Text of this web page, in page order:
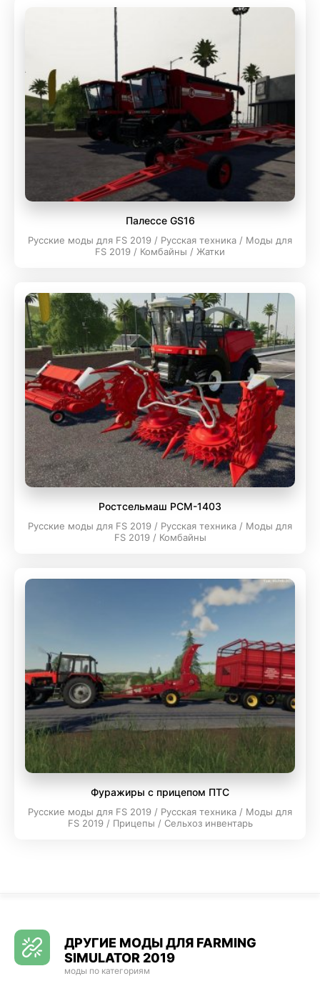
Палессе GS16
Русские моды для FS 2019 / Русская техника / Моды для
FS 2019 / Комбайны / Жатки
Ростсельмаш РСМ-1403
Русские моды для FS 2019 / Русская техника / Моды для
FS 2019 / Комбайны
Фуражиры с прицепом ПТС
Русские моды для FS 2019 / Русская техника / Моды для
FS 2019 / Прицепы / Сельхоз инвентарь
ДРУГИЕ МОДЫ ДЛЯ FARMING
SIMULATOR 2019
моды по категориям